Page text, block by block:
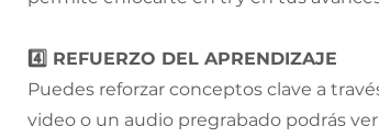
4️⃣ REFUERZO DEL APRENDIZAJE
Puedes reforzar conceptos clave a
video o un audio pregrabado podrás